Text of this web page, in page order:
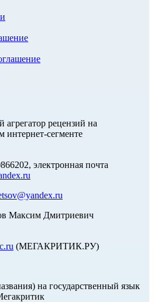
рецензий на
интернет-сегменте
электронная почта
Максим Дмитриевич
(МЕГАКРИТИК.РУ)
на государственный язык